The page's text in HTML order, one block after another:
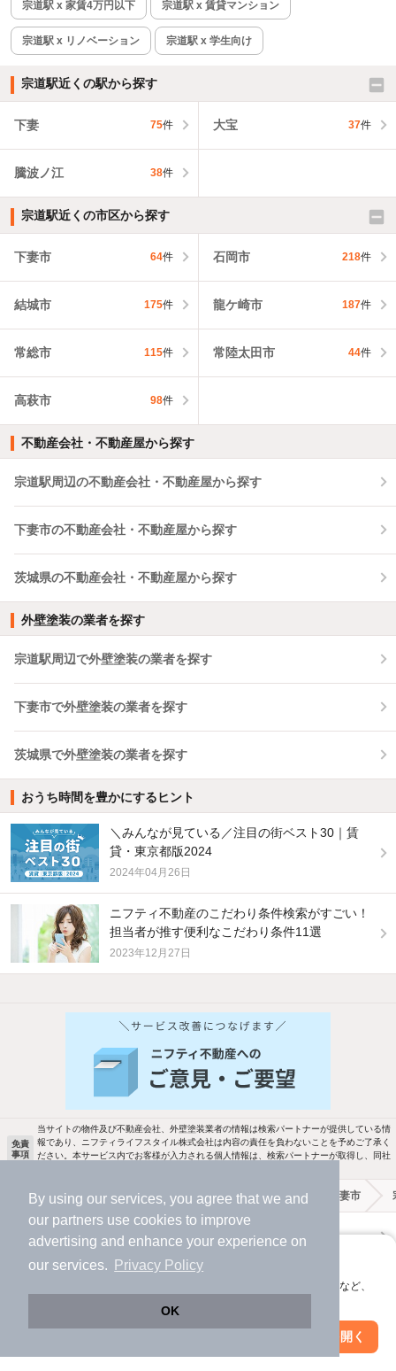
By using our services, you agree that we and
our partners use cookies to improve
advertising and enhance your experience on
our services.
Privacy Policy
OK
アプリに切り替えて、サクサクお部屋探し
会員登録なしですぐ使える。マップ検索やお気に入り保存など、
アプリを開く
宗道駅 x 家賃4万円以下 宗道駅 x 賃貸マンション
宗道駅 x リノベーション 宗道駅 x 学生向け
宗道駅近くの駅から探す
下妻 75件 大宝 37件
騰波ノ江 38件
宗道駅近くの市区から探す
下妻市 64件 石岡市 218件
結城市 175件 龍ケ崎市 187件
常総市 115件 常陸太田市 44件
高萩市 98件
不動産会社・不動産屋から探す
宗道駅周辺の不動産会社・不動産屋から探す
下妻市の不動産会社・不動産屋から探す
茨城県の不動産会社・不動産屋から探す
外壁塗装の業者を探す
宗道駅周辺で外壁塗装の業者を探す
下妻市で外壁塗装の業者を探す
茨城県で外壁塗装の業者を探す
絞り込み条件を変更
おうち時間を豊かにするヒント
＼みんなが見ている／注目の街ベスト30｜賃
貸・東京都版2024
2024年04月26日
ニフティ不動産のこだわり条件検索がすごい！
担当者が推す便利なこだわり条件11選
2023年12月27日
他の人はこんな条件で絞り込んでいます！
バス・トイレ別 2階以上
洗濯機置場あり 独立洗面台
エアコンあり 都市ガス
温水洗浄便座 オートロック
TV付インターホン 角部屋
免責
事項
当サイトの物件及び不動産会社、外壁塗装業者の情報は検索パートナーが提供している情
報であり、ニフティライフスタイル株式会社は内容の責任を負わないことを予めご了承く
ださい。本サービス内でお客様が入力される個人情報は、検索パートナーが取得し、同社
不動産・住宅情報のニフティ不動産 賃貸 茨城県 下妻市
ニフティ不動産 ニフティ不動産アプリ
賃貸